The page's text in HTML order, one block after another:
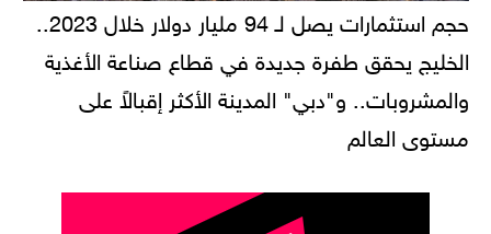
حجم استثمارات يصل لـ 94 مليار دولار خلال 2023..
الخليج يحقق طفرة جديدة في قطاع صناعة الأغذية
والمشروبات.. و"دبي" المدينة الأكثر إقبالاً على
مستوى العالم